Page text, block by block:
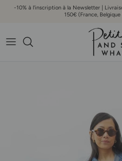
Aller au contenu
-10% à l'inscription à la Newsletter |
150€ (France,